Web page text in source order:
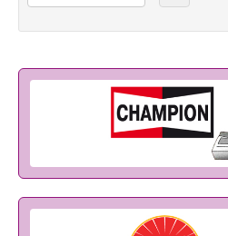
Elettricità - Segnalazione
Arredo - Oggettistica
Sicurezza - Sport
Lubrificanti - Collanti - Vernici
Outlet